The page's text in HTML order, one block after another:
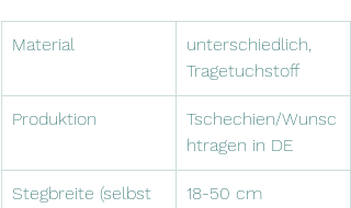
Material
unterschiedlich,
Tragetuchstoff
Produktion
Tschechien/Wunsc
htragen in DE
Stegbreite (selbst
18-50 cm